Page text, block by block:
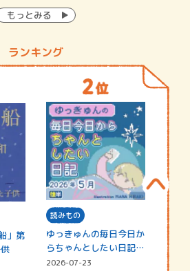
もっとみる
ランキング
」第
読みもの
ゆっきゅんの毎日今日か
らちゃんとしたい日記
☆202…
2026-07-23